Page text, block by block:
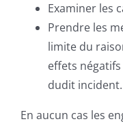
Examiner les
Prendre les
limite du
effets
dudit incident.
En aucun cas les